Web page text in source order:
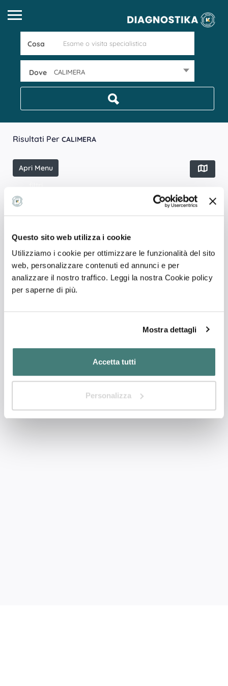
Questo sito web utilizza i cookie
Utilizziamo i cookie per ottimizzare le funzionalità del sito
web, personalizzare contenuti ed annunci e per
analizzare il nostro traffico. Leggi la nostra Cookie policy
per saperne di più.
Mostra dettagli
Accetta tutti
Personalizza
Cosa
Dove CALIMERA
Risultati Per CALIMERA
Apri Menu
STUDIO RADIOLOGICO VERDERAMO
Centro diagnostico